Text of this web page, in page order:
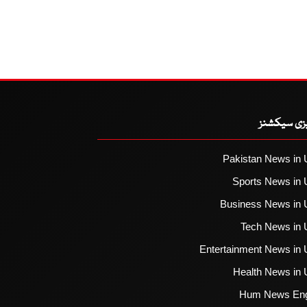
سیکشنز
Pakistan News in
Sports News in
Business News in
Tech News in
Entertainment News in
Health News in
Hum News